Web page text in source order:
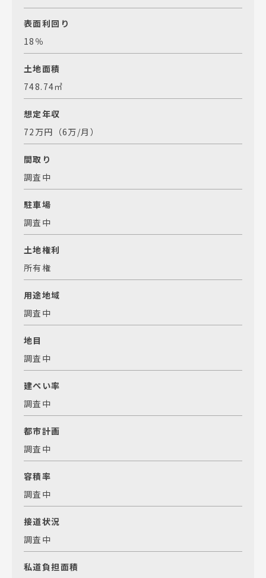
表面利回り
18％
土地面積
748.74㎡
想定年収
72万円（6万/月）
間取り
調査中
駐車場
調査中
土地権利
所有権
用途地域
調査中
地目
調査中
建ぺい率
調査中
都市計画
調査中
容積率
調査中
接道状況
調査中
私道負担面積